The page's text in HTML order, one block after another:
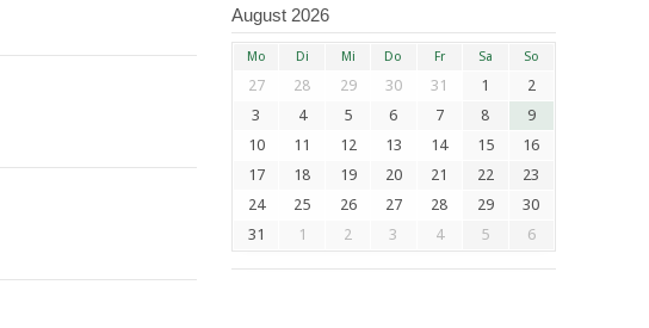
August 2026
Mo Di Mi Do Fr Sa So
27 28 29 30 31 1
2
3
4 5 6 7 8
9
10
11 12 13 14 15
16
17
18 19 20 21 22
23
24
25 26 27 28 29
30
31
1 2 3 4 5 6